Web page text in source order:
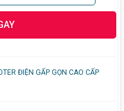
ĐIỆN GẤP GỌN CAO CẤP